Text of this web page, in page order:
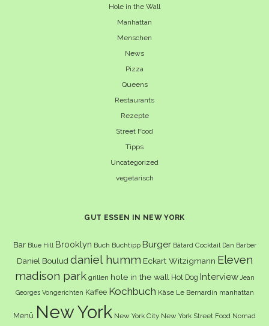
Hole in the Wall
Manhattan
Menschen
News
Pizza
Queens
Restaurants
Rezepte
Street Food
Tipps
Uncategorized
vegetarisch
GUT ESSEN IN NEW YORK
Bar Blue Hill Brooklyn Buch Buchtipp Burger Bâtard Cocktail Dan Barber
Daniel Boulud daniel humm Eckart Witzigmann Eleven
madison park grillen hole in the wall Hot Dog Interview Jean
Georges Vongerichten Kaffee Kochbuch Käse Le Bernardin manhattan
Menü New York New York City New York Street Food Nomad